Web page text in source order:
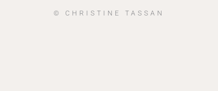
© CHRISTINE TASSAN